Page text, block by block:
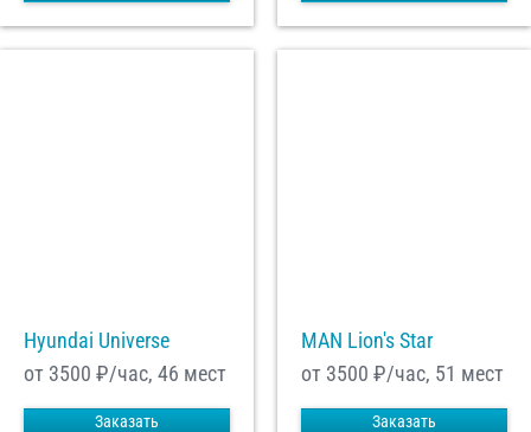
Hyundai Universe
от 3500 ₽/час, 46 мест
Заказать
MAN Lion's Star
от 3500 ₽/час, 51 мест
Заказать